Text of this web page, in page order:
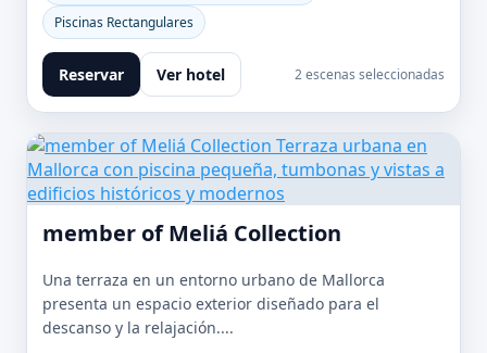
Piscinas Rectangulares
Reservar Ver hotel 2 escenas seleccionadas
member of Meliá Collection
Una terraza en un entorno urbano de Mallorca
presenta un espacio exterior diseñado para el
descanso y la relajación....